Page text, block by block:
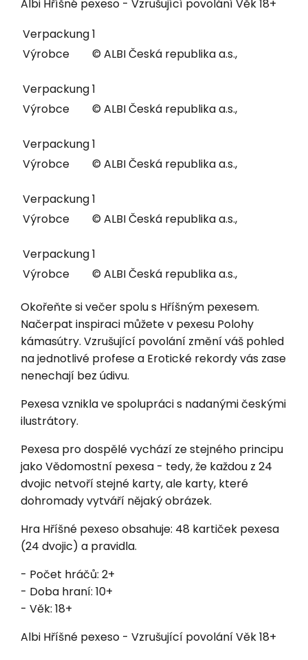
Albi Hříšné pexeso - Vzrušující povolání Věk 18+
Verpackung1
Výrobce
© ALBI Česká republika a.s.,
Verpackung1
Výrobce
© ALBI Česká republika a.s.,
Verpackung1
Výrobce
© ALBI Česká republika a.s.,
Verpackung1
Výrobce
© ALBI Česká republika a.s.,
Verpackung1
Výrobce
© ALBI Česká republika a.s.,
Okořeňte si večer spolu s Hříšným pexesem.
Načerpat inspiraci můžete v pexesu Polohy
kámasútry. Vzrušující povolání změní váš pohled
na jednotlivé profese a Erotické rekordy vás zase
nenechají bez údivu.
Pexesa vznikla ve spolupráci s nadanými českými
ilustrátory.
Pexesa pro dospělé vychází ze stejného principu
jako Vědomostní pexesa - tedy, že každou z 24
dvojic netvoří stejné karty, ale karty, které
dohromady vytváří nějaký obrázek.
Hra Hříšné pexeso obsahuje: 48 kartiček pexesa
(24 dvojic) a pravidla.
- Počet hráčů: 2+
- Doba hraní: 10+
- Věk: 18+
Albi Hříšné pexeso - Vzrušující povolání Věk 18+